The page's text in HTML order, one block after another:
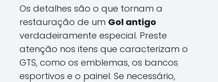
Os detalhes são o que tornam a
restauração de um Gol antigo
verdadeiramente especial. Preste
atenção nos itens que caracterizam o
GTS, como os emblemas, os bancos
esportivos e o painel. Se necessário,